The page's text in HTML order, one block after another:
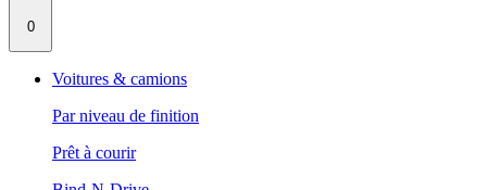
0
Voitures & camions
Par niveau de finition
Prêt à courir